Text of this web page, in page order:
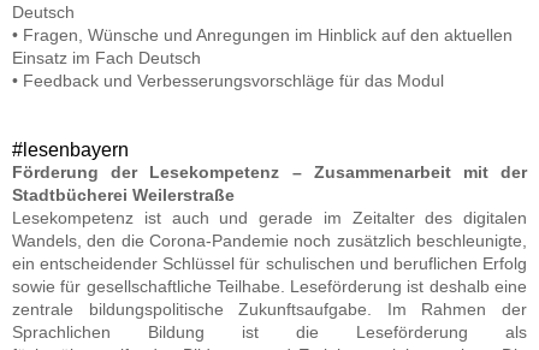
Deutsch
• Fragen, Wünsche und Anregungen im Hinblick auf den aktuellen
Einsatz im Fach Deutsch
• Feedback und Verbesserungsvorschläge für das Modul
#lesenbayern
Förderung der Lesekompetenz – Zusammenarbeit mit der
Stadtbücherei Weilerstraße
Lesekompetenz ist auch und gerade im Zeitalter des digitalen
Wandels, den die Corona-Pandemie noch zusätzlich beschleunigte,
ein entscheidender Schlüssel für schulischen und beruflichen Erfolg
sowie für gesellschaftliche Teilhabe. Leseförderung ist deshalb eine
zentrale bildungspolitische Zukunftsaufgabe. Im Rahmen der
Sprachlichen Bildung ist die Leseförderung als